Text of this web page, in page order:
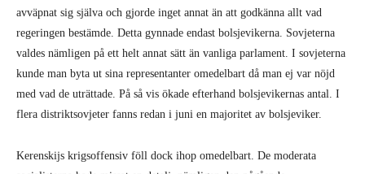
avväpnat sig själva och gjorde inget annat än att godkänna allt vad
regeringen bestämde. Detta gynnade endast bolsjevikerna. Sovjeterna
valdes nämligen på ett helt annat sätt än vanliga parlament. I sovjeterna
kunde man byta ut sina representanter omedelbart då man ej var nöjd
med vad de uträttade. På så vis ökade efterhand bolsjevikernas antal. I
flera distriktsovjeter fanns redan i juni en majoritet av bolsjeviker.
Kerenskijs krigsoffensiv föll dock ihop omedelbart. De moderata